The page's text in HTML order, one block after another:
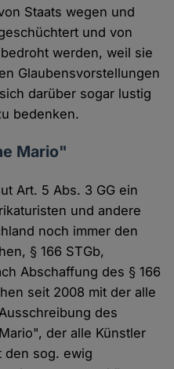
Staats wegen und
und von
werden, weil sie
Glaubensvorstellungen
darüber sogar lustig
bedenken.
Mario"
Art. 5 Abs. 3 GG ein
und andere
noch immer den
§ 166 STGb,
Abschaffung des § 166
seit 2008 mit der alle
des
der alle Künstler
den sog. ewig